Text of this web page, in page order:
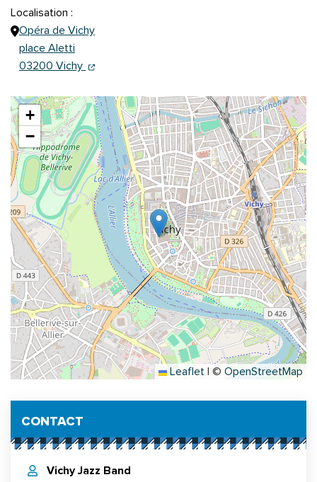
Localisation :
Opéra de Vichy
place Aletti
03200 Vichy (ouverture dans un nouvel onglet)
(ouverture dans un nouvel onglet)
+
−
Leaflet | © OpenStreetMap
CONTACT
Vichy Jazz Band